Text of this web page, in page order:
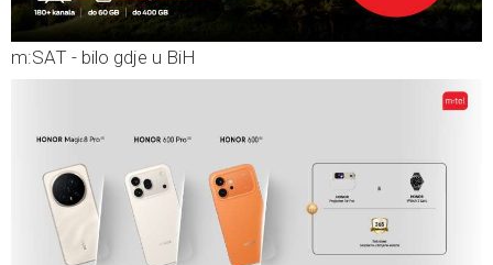
m:SAT - bilo gdje u BiH